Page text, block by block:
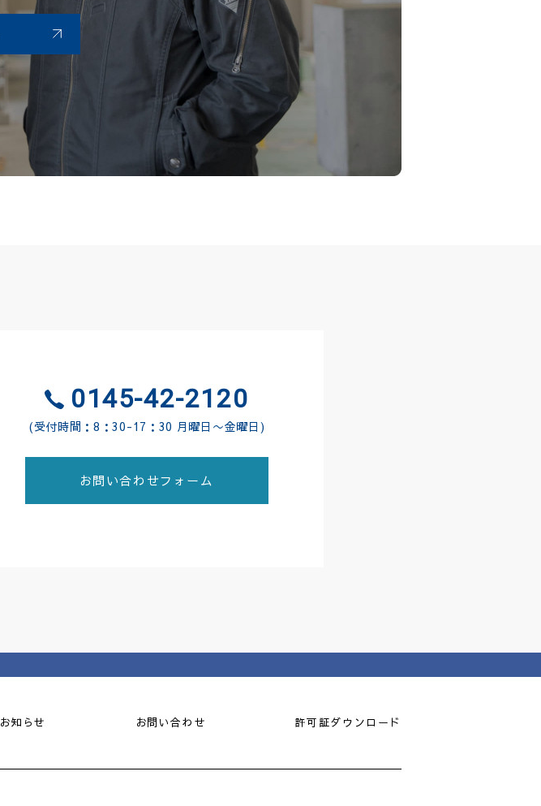
0145-42-2120
(受付時間：8：30-17：30 月曜日〜金曜日)
お問い合わせフォーム
お知らせ お問い合わせ 許可証ダウンロード